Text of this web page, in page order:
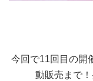
今回で11回目の開
動販売まで